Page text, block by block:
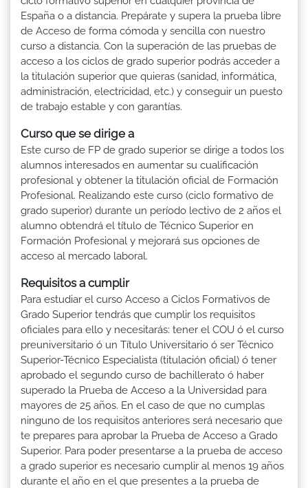
España o a distancia. Prepárate y supera la prueba libre
de Acceso de forma cómoda y sencilla con nuestro
curso a distancia. Con la superación de las pruebas de
acceso a los ciclos de grado superior podrás acceder a
la titulación superior que quieras (sanidad, informática,
administración, electricidad, etc.) y conseguir un puesto
de trabajo estable y con garantías.
Curso que se dirige a
Este curso de FP de grado superior se dirige a todos los
alumnos interesados en aumentar su cualificación
profesional y obtener la titulación oficial de Formación
Profesional. Realizando este curso (ciclo formativo de
grado superior) durante un período lectivo de 2 años el
alumno obtendrá el título de Técnico Superior en
Formación Profesional y mejorará sus opciones de
acceso al mercado laboral.
Requisitos a cumplir
Para estudiar el curso Acceso a Ciclos Formativos de
Grado Superior tendrás que cumplir los requisitos
oficiales para ello y necesitarás: tener el COU ó el curso
preuniversitario ó un Título Universitario ó ser Técnico
Superior-Técnico Especialista (titulación oficial) ó tener
aprobado el segundo curso de bachillerato ó haber
superado la Prueba de Acceso a la Universidad para
mayores de 25 años. En el caso de que no cumplas
ninguno de los requisitos anteriores será necesario que
te prepares para aprobar la Prueba de Acceso a Grado
Superior. Para poder presentarse a la prueba de acceso
a grado superior es necesario cumplir al menos 19 años
durante el año en el que presentes a la prueba de